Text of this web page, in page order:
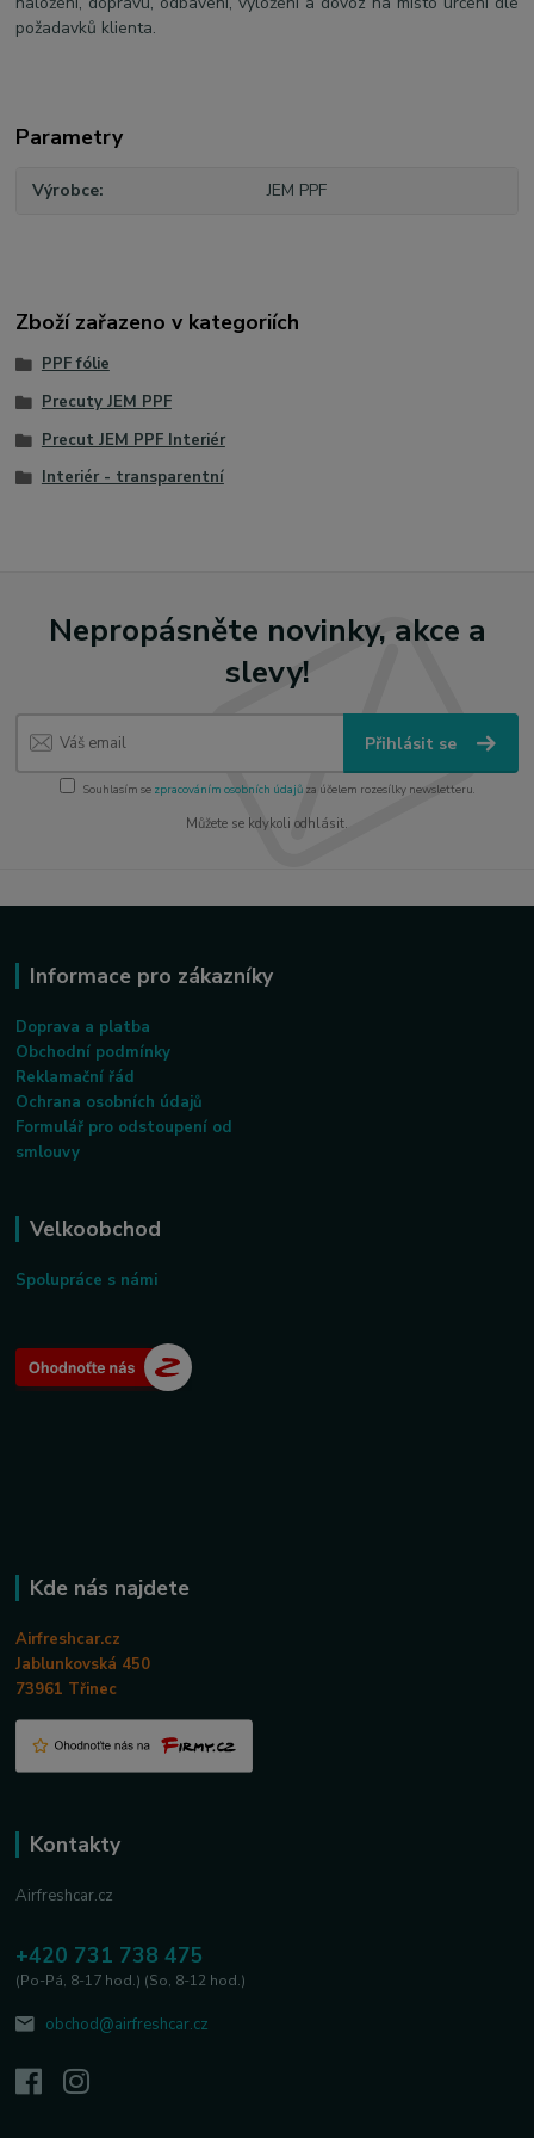
požadavků klienta.
Parametry
Výrobce JEM PPF
Zboží zařazeno v kategoriích
PPF fólie
Precuty JEM PPF
Precut JEM PPF Interiér
Interiér - transparentní
Nepropásněte novinky, akce a
slevy!
Přihlásit se
Souhlasím se zpracováním osobních údajůza účelem rozesílky newsletteru.
Můžete se kdykoli odhlásit.
Informace pro zákazníky
Doprava a platba
Obchodní podmínky
Reklamační řád
Ochrana osobních údajů
Formulář pro odstoupení od
smlouvy
Velkoobchod
Spolupráce s námi
Kde nás najdete
Airfreshcar.cz
Jablunkovská 450
73961 Třinec
Kontakty
Airfreshcar.cz
+420 731 738 475
(Po-Pá, 8-17 hod.) (So, 8-12 hod.)
obchod@airfreshcar.cz